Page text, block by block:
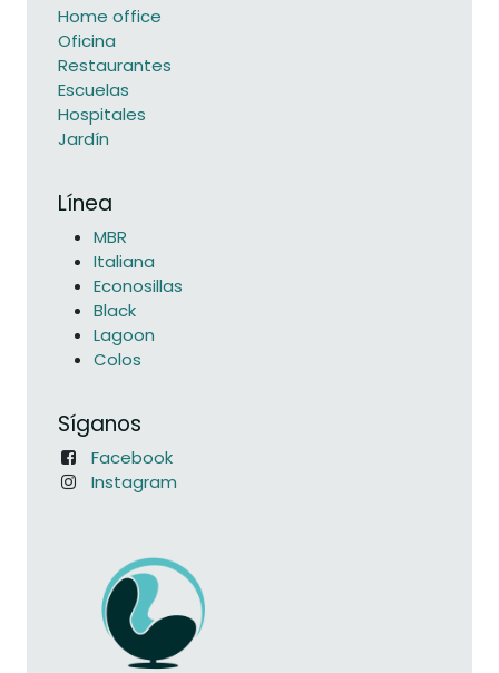
Home office
Oficina
Restaurantes
Escuelas
Hospitales
Jardín
Línea
MBR
Italiana
Econosillas
Black
Lagoon
Colos
Síganos
Facebook
Instagram